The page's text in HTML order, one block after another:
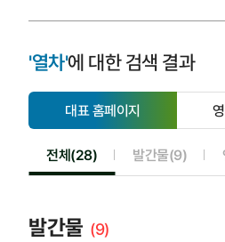
'열차'에 대한 검색 결과
대표 홈페이지
선
택
전체(28)선택됨 발간물(9)선택안
발간물 (9)